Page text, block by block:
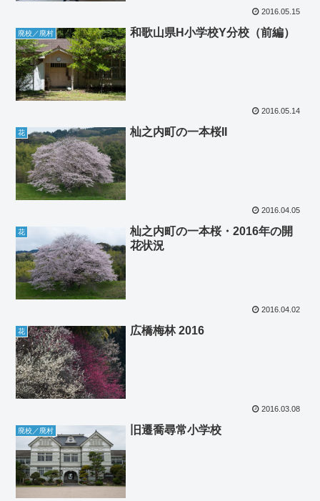
2016.05.15
廃校／廃村 和歌山県H小学校Y分校（前編）
2016.05.14
花 杣之内町の一本桜II
2016.04.05
花
杣之内町の一本桜・2016年の開
花状況
2016.04.02
花 広橋梅林 2016
2016.03.08
廃校／廃村 旧遷喬尋常小学校